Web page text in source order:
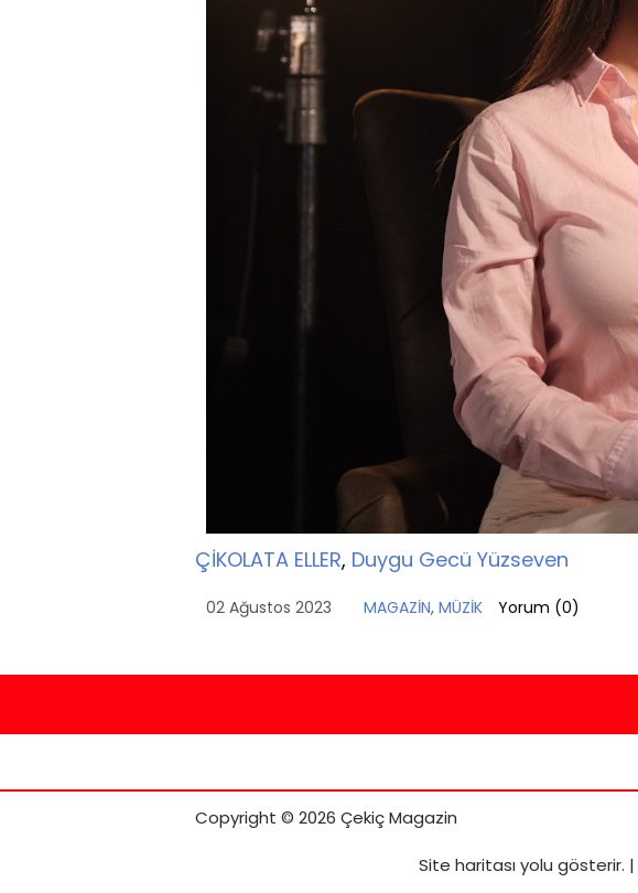
ÇİKOLATA ELLER, Duygu Gecü Yüzseven
02 Ağustos 2023 MAGAZİN, MÜZİK Yorum (0)
Copyright © 2026 Çekiç Magazin
Site haritasıyolu gösterir. |